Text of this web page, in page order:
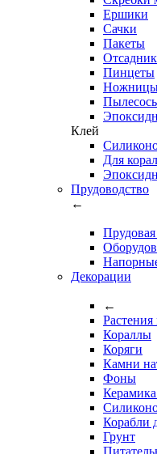
Ершики
Сачки
Пакеты
Отсадник
Пинцеты
Клей
Для
Прудоводство
←
Декорации
←
Кораллы
Коряги
Камни
Фоны
Корабли
Грунт